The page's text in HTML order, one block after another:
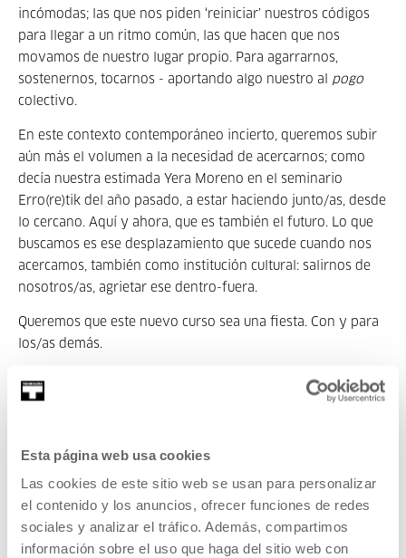
Esta página web usa cookies
Las cookies de este sitio web se usan para personalizar
el contenido y los anuncios, ofrecer funciones de redes
sociales y analizar el tráfico. Además, compartimos
información sobre el uso que haga del sitio web con
incómodas; las que nos piden ‘reiniciar’ nuestros códigos
para llegar a un ritmo común, las que hacen que nos
movamos de nuestro lugar propio. Para agarrarnos,
sostenernos, tocarnos - aportando algo nuestro al pogo
colectivo.
En este contexto contemporáneo incierto, queremos subir
aún más el volumen a la necesidad de acercarnos; como
decía nuestra estimada Yera Moreno en el seminario
Erro(re)tik del año pasado, a estar haciendo junto/as, desde
lo cercano. Aquí y ahora, que es también el futuro. Lo que
buscamos es ese desplazamiento que sucede cuando nos
acercamos, también como institución cultural: salirnos de
nosotros/as, agrietar ese dentro-fuera.
Queremos que este nuevo curso sea una fiesta. Con y para
los/as demás.
En el programa se dan a conocer las líneas de trabajo y
diferentes formas de estar juntas que hemos definido para
el curso 2022-2023.